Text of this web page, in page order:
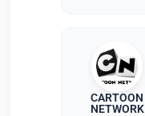
CARTOON
NETWORK